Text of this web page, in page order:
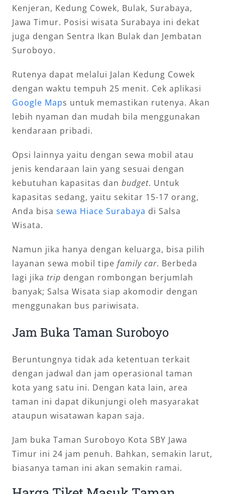
Kenjeran, Kedung Cowek, Bulak, Surabaya,
Jawa Timur. Posisi wisata Surabaya ini dekat
juga dengan Sentra Ikan Bulak dan Jembatan
Suroboyo.
Rutenya dapat melalui Jalan Kedung Cowek
dengan waktu tempuh 25 menit. Cek aplikasi
Google Maps untuk memastikan rutenya. Akan
lebih nyaman dan mudah bila menggunakan
kendaraan pribadi.
Opsi lainnya yaitu dengan sewa mobil atau
jenis kendaraan lain yang sesuai dengan
kebutuhan kapasitas dan budget. Untuk
kapasitas sedang, yaitu sekitar 15-17 orang,
Anda bisa sewa Hiace Surabaya di Salsa
Wisata.
Namun jika hanya dengan keluarga, bisa pilih
layanan sewa mobil tipe family car. Berbeda
lagi jika trip dengan rombongan berjumlah
banyak; Salsa Wisata siap akomodir dengan
menggunakan bus pariwisata.
Jam Buka Taman Suroboyo
Beruntungnya tidak ada ketentuan terkait
dengan jadwal dan jam operasional taman
kota yang satu ini. Dengan kata lain, area
taman ini dapat dikunjungi oleh masyarakat
ataupun wisatawan kapan saja.
Jam buka Taman Suroboyo Kota SBY Jawa
Timur ini 24 jam penuh. Bahkan, semakin larut,
biasanya taman ini akan semakin ramai.